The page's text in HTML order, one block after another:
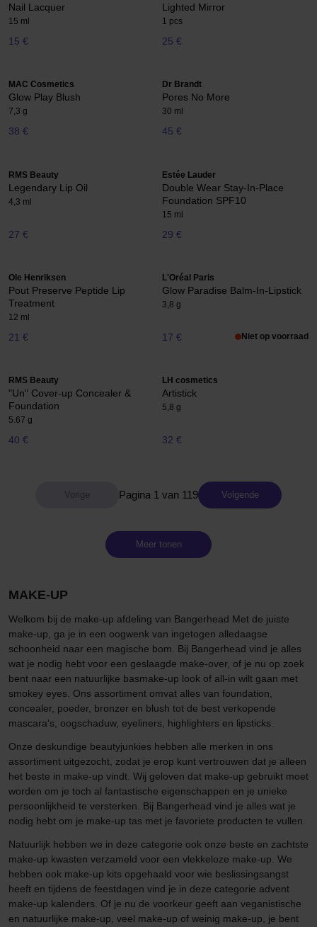
Nail Lacquer
15 ml
15 €
Lighted Mirror
1 pcs
25 €
MAC Cosmetics
Glow Play Blush
7,3 g
38 €
Dr Brandt
Pores No More
30 ml
45 €
RMS Beauty
Legendary Lip Oil
4,3 ml
27 €
Estée Lauder
Double Wear Stay-In-Place
Foundation SPF10
15 ml
29 €
Ole Henriksen
Pout Preserve Peptide Lip
Treatment
12 ml
21 €
L'Oréal Paris
Glow Paradise Balm-In-Lipstick
3,8 g
17 € Niet op voorraad
RMS Beauty
"Un" Cover-up Concealer &
Foundation
5.67 g
40 €
LH cosmetics
Artistick
5,8 g
32 €
Pagina 1 van 119 Volgende
Meer tonen
MAKE-UP
Welkom bij de make-up afdeling van Bangerhead Met de juiste
make-up, ga je in een oogwenk van ingetogen alledaagse
schoonheid naar een magische bom. Bij Bangerhead vind je alles
wat je nodig hebt voor een geslaagde make-over, of je nu op zoek
bent naar een natuurlijke basmake-up look of all-in wilt gaan met
smokey eyes. Ons assortiment omvat alles van foundation,
concealer, poeder, bronzer en blush tot de best verkopende
mascara's, oogschaduw, eyeliners, highlighters en lipsticks.
Onze deskundige beautyjunkies hebben alle merken in ons
assortiment uitgezocht, zodat je erop kunt vertrouwen dat je alleen
het beste in make-up vindt. Wij geloven dat make-up gebruikt moet
worden om je toch al fantastische eigenschappen en je unieke
persoonlijkheid te versterken. Bij Bangerhead vind je alles wat je
nodig hebt om je make-up tas met je favoriete producten te vullen.
Natuurlijk hebben we in deze categorie ook onze beste en zachtste
make-up kwasten verzameld voor een vlekkeloze make-up. We
hebben ook make-up kits opgehaald voor wie beslissingsangst
heeft en tijdens de feestdagen vind je in deze categorie advent
make-up kalenders. Of je nu de voorkeur geeft aan veganistische
en natuurlijke make-up, veel make-up of weinig make-up, je bent